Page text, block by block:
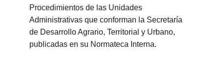
Procedimientos de las Unidades
Administrativas que conforman la Secretaría
de Desarrollo Agrario, Territorial y Urbano,
publicadas en su Normateca Interna.